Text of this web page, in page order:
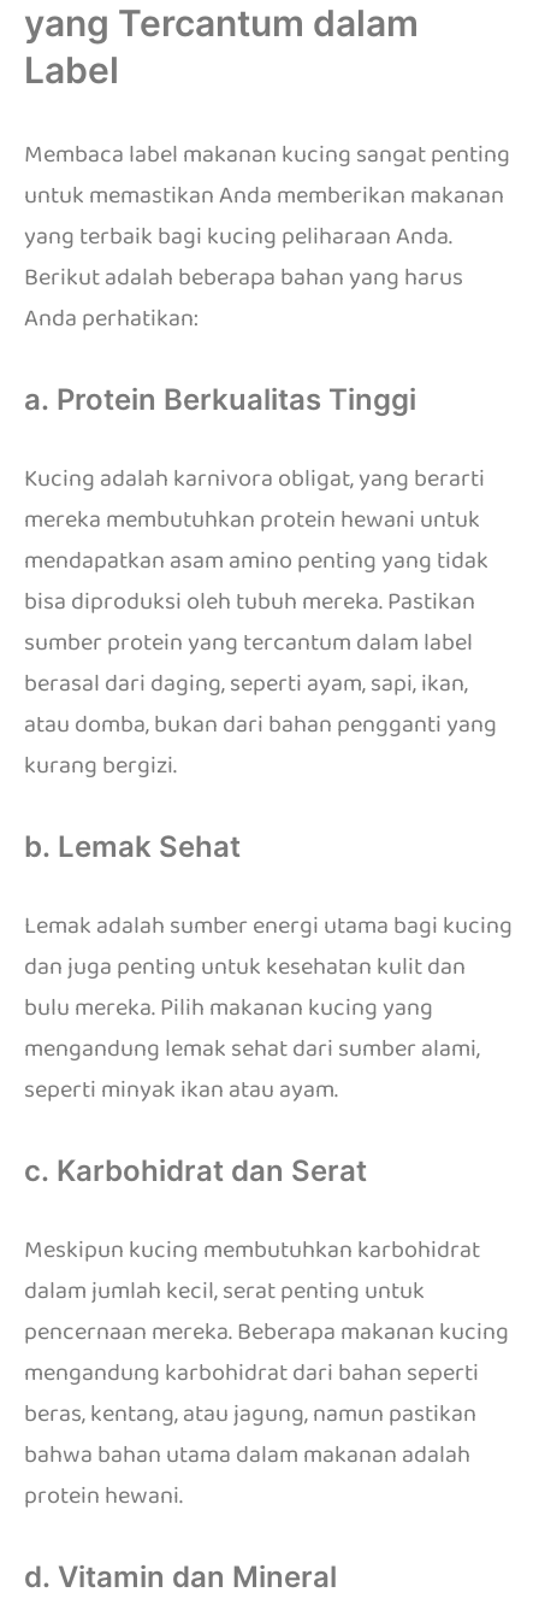
yang Tercantum dalam
Label
Membaca label makanan kucing sangat penting
untuk memastikan Anda memberikan makanan
yang terbaik bagi kucing peliharaan Anda.
Berikut adalah beberapa bahan yang harus
Anda perhatikan:
a. Protein Berkualitas Tinggi
Kucing adalah karnivora obligat, yang berarti
mereka membutuhkan protein hewani untuk
mendapatkan asam amino penting yang tidak
bisa diproduksi oleh tubuh mereka. Pastikan
sumber protein yang tercantum dalam label
berasal dari daging, seperti ayam, sapi, ikan,
atau domba, bukan dari bahan pengganti yang
kurang bergizi.
b. Lemak Sehat
Lemak adalah sumber energi utama bagi kucing
dan juga penting untuk kesehatan kulit dan
bulu mereka. Pilih makanan kucing yang
mengandung lemak sehat dari sumber alami,
seperti minyak ikan atau ayam.
c. Karbohidrat dan Serat
Meskipun kucing membutuhkan karbohidrat
dalam jumlah kecil, serat penting untuk
pencernaan mereka. Beberapa makanan kucing
mengandung karbohidrat dari bahan seperti
beras, kentang, atau jagung, namun pastikan
bahwa bahan utama dalam makanan adalah
protein hewani.
d. Vitamin dan Mineral